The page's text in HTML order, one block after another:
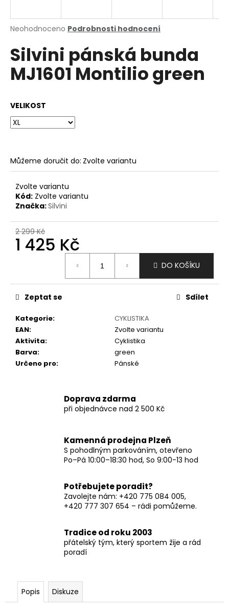
Průměrné
produktu
je
0,0
Neohodnoceno Podrobnosti hodnocení
Silvini pánská bunda
MJ1601 Montilio green
VELIKOST
Můžeme doručit do: Zvolte variantu
Zvolte variantu
Kód: Zvolte variantu
Značka:Silvini
2 299 Kč
1 425 Kč
DO KOŠÍKU
Kategorie:
CYKLISTIKA
EAN:
Zvolte variantu
Aktivita:
Cyklistika
Barva:
green
Určeno pro: Pánské
Zeptat se Sdílet
Doprava zdarma
při objednávce nad 2 500 Kč
Kamenná prodejna Plzeň
S pohodlným parkováním, otevřeno
Po–Pá 10:00–18:30 hod, So 9:00-13 hod
Potřebujete poradit?
Zavolejte nám: +420 775 084 005,
+420 777 307 654 – rádi pomůžeme.
Tradice od roku 2003
přátelský tým, který sportem žije a rád
poradí
Popis Diskuze
j
t
?
D
o
p
o
u
č
u
e